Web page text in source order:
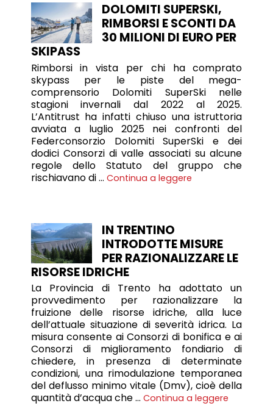
DOLOMITI SUPERSKI,
RIMBORSI E SCONTI DA
30 MILIONI DI EURO PER
SKIPASS
Rimborsi in vista per chi ha comprato
skypass per le piste del mega-
comprensorio Dolomiti SuperSki nelle
stagioni invernali dal 2022 al 2025.
L’Antitrust ha infatti chiuso una istruttoria
avviata a luglio 2025 nei confronti del
Federconsorzio Dolomiti SuperSki e dei
dodici Consorzi di valle associati su alcune
regole dello Statuto del gruppo che
rischiavano di … Continua a leggere
IN TRENTINO
INTRODOTTE MISURE
PER RAZIONALIZZARE LE
RISORSE IDRICHE
La Provincia di Trento ha adottato un
provvedimento per razionalizzare la
fruizione delle risorse idriche, alla luce
dell’attuale situazione di severità idrica. La
misura consente ai Consorzi di bonifica e ai
Consorzi di miglioramento fondiario di
chiedere, in presenza di determinate
condizioni, una rimodulazione temporanea
del deflusso minimo vitale (Dmv), cioè della
quantità d’acqua che … Continua a leggere